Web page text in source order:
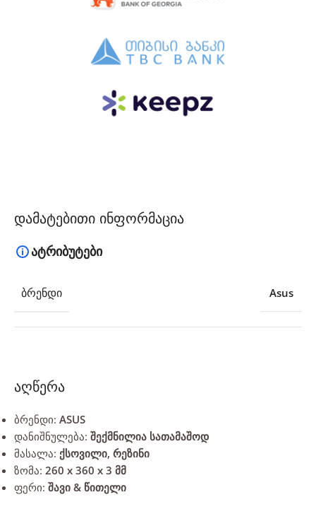
აღწერა
ბრენდი: ASUS
დანიშნულება: შექმნილია სათამაშოდ
მასალა: ქსოვილი, რეზინი
ზომა: 260 x 360 x 3 მმ
ფერი: შავი & წითელი
დამატებითი ინფორმაცია
ატრიბუტები
ᲑᲠᲔᲜᲓᲘ Asus